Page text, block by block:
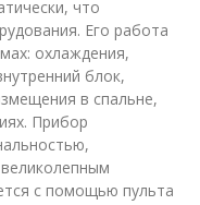
что
Его работа
охлаждения,
блок,
в спальне,
Прибор
с помощью пульта